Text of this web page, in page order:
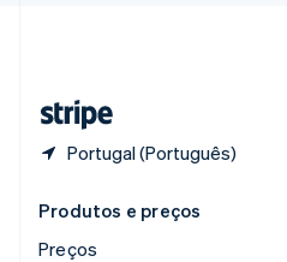
Portugal (Português)
Produtos e preços
Preços